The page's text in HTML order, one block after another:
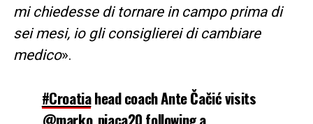
mi chiedesse di tornare in campo prima di
sei mesi, io gli consiglierei di cambiare
medico».
#Croatiahead coach Ante Čačić visits
@marko_pjaca20following a